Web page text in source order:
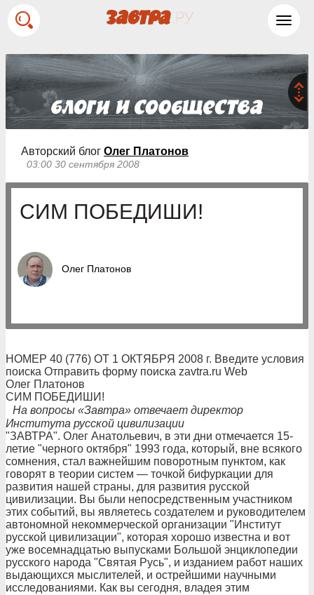
Авторский блог Олег Платонов
03:00 30 сентября 2008
СИМ ПОБЕДИШИ!
Олег Платонов
НОМЕР 40 (776) ОТ 1 ОКТЯБРЯ 2008 г. Введите условия
поиска Отправить форму поиска zavtra.ru Web
Олег Платонов
СИМ ПОБЕДИШИ!
На вопросы «Завтра» отвечает директор
Института русской цивилизации
"ЗАВТРА". Олег Анатольевич, в эти дни отмечается 15-
летие "черного октября" 1993 года, который, вне всякого
сомнения, стал важнейшим поворотным пунктом, как
говорят в теории систем — точкой бифуркации для
развития нашей страны, для развития русской
цивилизации. Вы были непосредственным участником
этих событий, вы являетесь создателем и руководителем
автономной некоммерческой организации "Институт
русской цивилизации", которая хорошо известна и вот
уже восемнадцатью выпусками Большой энциклопедии
русского народа "Святая Русь", и изданием работ наших
выдающихся мыслителей, и острейшими научными
исследованиями. Как вы сегодня, владея этим